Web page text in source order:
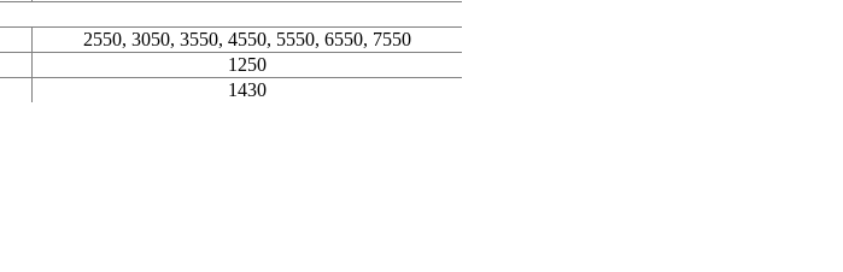
2550, 3050, 3550, 4550, 5550, 6550, 7550
1250
1430